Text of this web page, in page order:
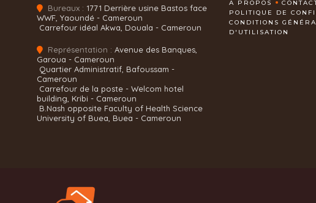
Bureaux : 1771 Derrière usine Bastos face
WWF, Yaoundé - Cameroun
Carrefour idéal Akwa, Douala - Cameroun
Représentation : Avenue des Banques,
Garoua - Cameroun
Quartier Administratif, Bafoussam -
Cameroun
Carrefour de la poste - Welcom hotel
building, Kribi - Cameroun
B.Nash opposite Faculty of Health Science
University of Buea, Buea - Cameroun
A PROPOS
POLITIQUE DE
CONDITIONS
D'UTILISATION